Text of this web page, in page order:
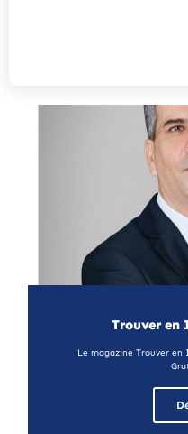
Trouver en
Le magazine Trouver